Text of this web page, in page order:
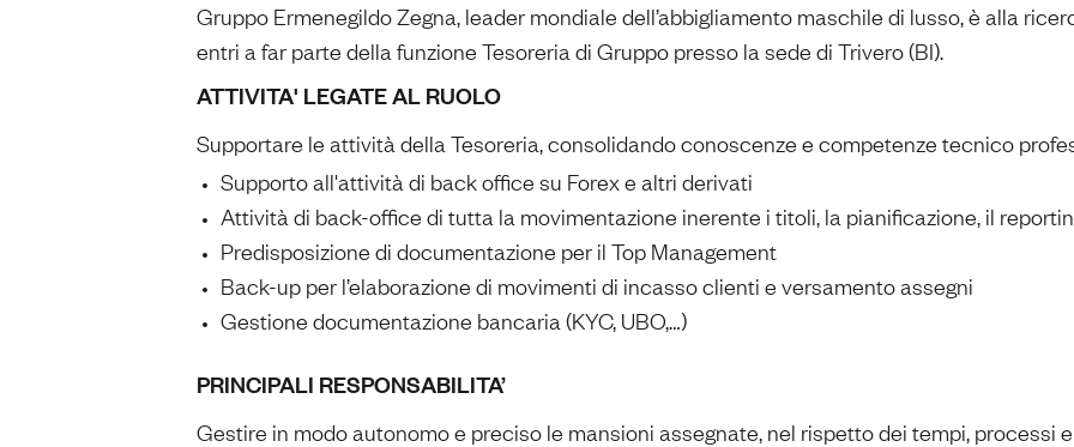
Gruppo Ermenegildo Zegna, leader mondiale dell’abbigliamento maschile di lusso, è alla
entri a far parte della funzione Tesoreria di Gruppo presso la sede di Trivero (BI).
ATTIVITA' LEGATE AL RUOLO
Supportare le attività della Tesoreria, consolidando conoscenze e competenze tecnico
Supporto all'attività di back office su Forex e altri derivati
Attività di back-office di tutta la movimentazione inerente i titoli, la pianificazione, il
Predisposizione di documentazione per il Top Management
Back-up per l’elaborazione di movimenti di incasso clienti e versamento assegni
Gestione documentazione bancaria (KYC, UBO,…)
PRINCIPALI RESPONSABILITA’
Gestire in modo autonomo e preciso le mansioni assegnate, nel rispetto dei tempi, processi